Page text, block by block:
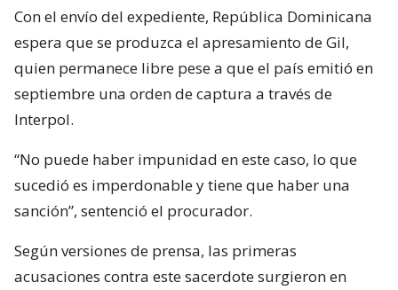
Con el envío del expediente, República Dominicana
espera que se produzca el apresamiento de Gil,
quien permanece libre pese a que el país emitió en
septiembre una orden de captura a través de
Interpol.
“No puede haber impunidad en este caso, lo que
sucedió es imperdonable y tiene que haber una
sanción”, sentenció el procurador.
Según versiones de prensa, las primeras
acusaciones contra este sacerdote surgieron en